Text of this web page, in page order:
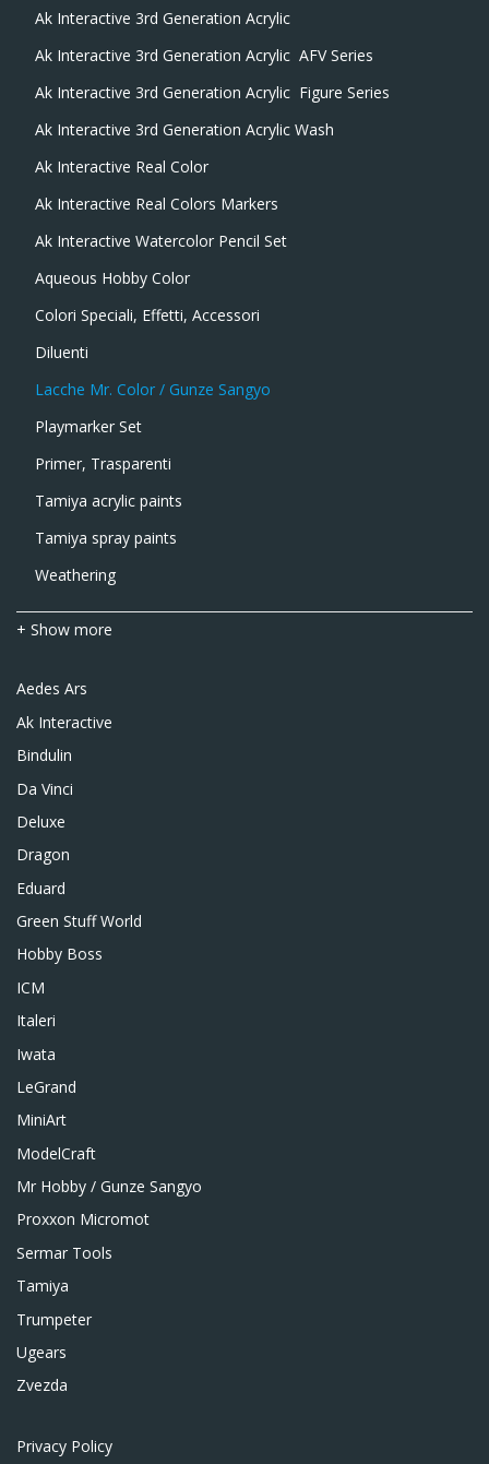
Ak Interactive 3rd Generation Acrylic
Ak Interactive 3rd Generation Acrylic  AFV Series
Ak Interactive 3rd Generation Acrylic  Figure Series
Ak Interactive 3rd Generation Acrylic Wash
Ak Interactive Real Color
Ak Interactive Real Colors Markers
Ak Interactive Watercolor Pencil Set
Aqueous Hobby Color
Colori Speciali, Effetti, Accessori
Diluenti
Lacche Mr. Color / Gunze Sangyo
Playmarker Set
Primer, Trasparenti
Tamiya acrylic paints
Tamiya spray paints
Weathering
+ Show more
Aedes Ars
Ak Interactive
Bindulin
Da Vinci
Deluxe
Dragon
Eduard
Green Stuff World
Hobby Boss
ICM
Italeri
Iwata
LeGrand
MiniArt
ModelCraft
Mr Hobby / Gunze Sangyo
Proxxon Micromot
Sermar Tools
Tamiya
Trumpeter
Ugears
Zvezda
Privacy Policy